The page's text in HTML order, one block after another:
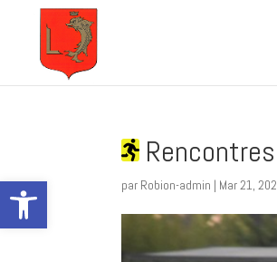
Ouvrir la barre d’outils par Robion-admin | Mar 21,